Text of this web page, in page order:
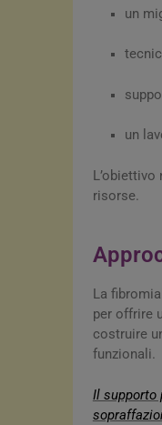
un
un
risorse.
La
per offrire
costruire
funzionali.
Il supporto